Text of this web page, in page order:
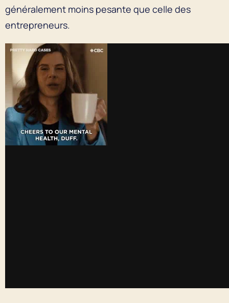
généralement moins pesante que celle des
entrepreneurs.